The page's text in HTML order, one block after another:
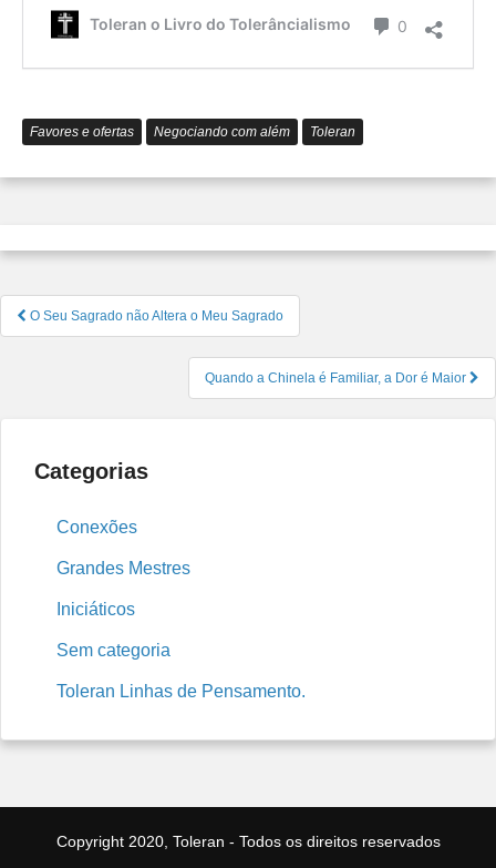
é
Toleran o Livro do Tolerâncialismo 0 Comentário
Favores e ofertas Negociando com além Toleran
Navegação
de
O Seu Sagrado não Altera o Meu Sagrado
Quando a Chinela é Familiar, a Dor é Maior
Categorias
Conexões
Grandes Mestres
Iniciáticos
Sem categoria
Toleran Linhas de Pensamento.
Copyright 2020, Toleran - Todos os direitos reservados